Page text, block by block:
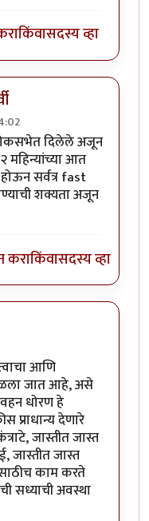
किंवासदस्य व्हा
सहमतbyअभिजीत
लोकसभेत दिलेले अजून
आत
सर्वत्र fast
शक्यता अजून
कराकिंवासदस्य व्हा
आणि
जात आहे, असे
धोरण हे
प्राधान्य देणारे
जास्तीत जास्त
जास्तीत जास्त
काम करते
सध्याची अवस्था